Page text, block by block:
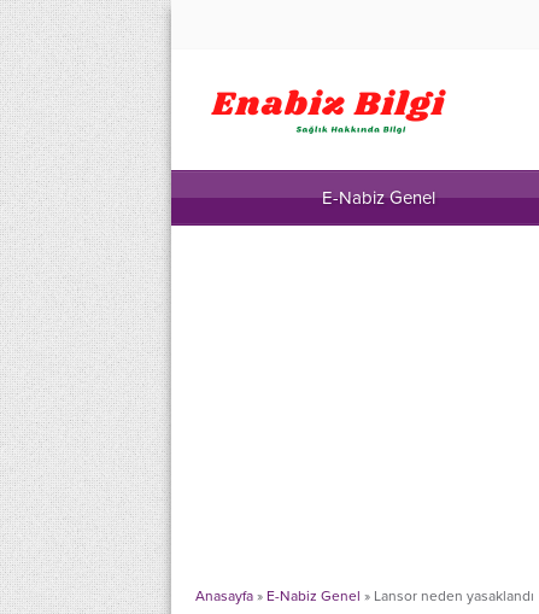
E-Nabiz Genel
Anasayfa » E-Nabiz Genel » Lansor neden yasaklandı